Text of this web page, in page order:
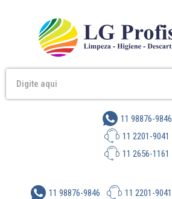
11 98876-9846
11 2201-9041
11 2656-1161
11 98876-9846 11 2201-9041